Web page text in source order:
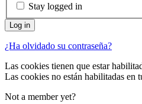
Stay logged in
¿Ha olvidado su contraseña?
Las cookies tienen que estar
Las cookies no están habilitadas en
Not a member yet?